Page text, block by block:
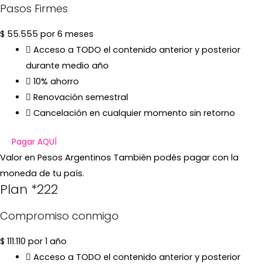
Pasos Firmes
$ 55.555 por 6 meses
Acceso a TODO el contenido anterior y posterior
durante medio año
10% ahorro
Renovación semestral
Cancelación en cualquier momento sin retorno
Pagar AQUÍ
Valor en Pesos Argentinos También podés pagar con la
moneda de tu país.
Plan *222
Compromiso conmigo
$ 111.110 por 1 año
Acceso a TODO el contenido anterior y posterior